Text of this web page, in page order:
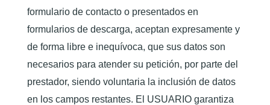
formulario de contacto o presentados en
formularios de descarga, aceptan expresamente y
de forma libre e inequívoca, que sus datos son
necesarios para atender su petición, por parte del
prestador, siendo voluntaria la inclusión de datos
en los campos restantes. El USUARIO garantiza